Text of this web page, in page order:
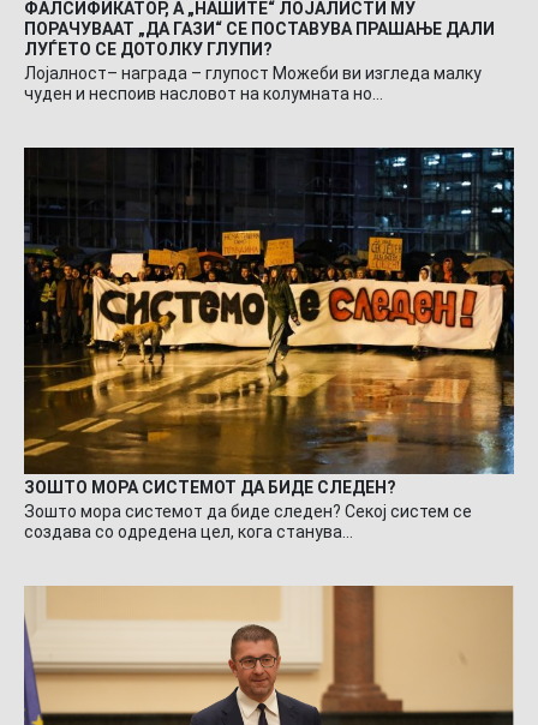
ФАЛСИФИКАТОР, А „НАШИТЕ“ ЛОЈАЛИСТИ МУ
ПОРАЧУВААТ „ДА ГАЗИ“ СЕ ПОСТАВУВА ПРАШАЊЕ ДАЛИ
ЛУЃЕТО СЕ ДОТОЛКУ ГЛУПИ?
Лојалност– награда – глупост Можеби ви изгледа малку
чуден и неспоив насловот на колумната но…
ЗОШТО МОРА СИСТЕМОТ ДА БИДЕ СЛЕДЕН?
Зошто мора системот да биде следен? Секој систем се
создава со одредена цел, кога станува…